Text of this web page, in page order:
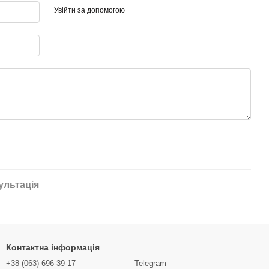
Увійти за допомогою
Контактна інформація
+38 (063) 696-39-17 Telegram